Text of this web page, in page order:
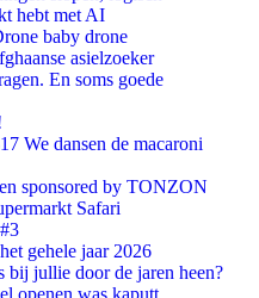
hebt met AI
baby drone
asielzoeker
En soms goede
We dansen de macaroni
sponsored by TONZON
Safari
gehele jaar 2026
bij jullie door de jaren heen?
openen was kaputt